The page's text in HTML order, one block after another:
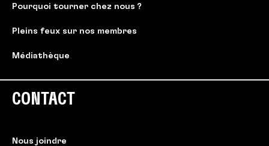
Pourquoi tourner chez nous ?
Pleins feux sur nos membres
Médiathèque
CONTACT
Nous joindre